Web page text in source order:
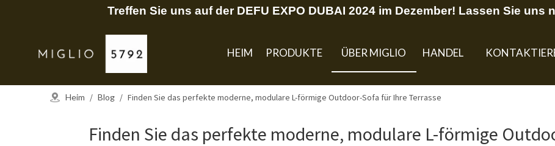
Treffen Sie uns auf der DEFU EXPO DUBAI 2024 im Dezember! Lassen Sie
HEIM PRODUKTE ÜBER MIGLIO HANDEL
Heim / Blog / Finden Sie das perfekte moderne, modulare L-förmige Outdoor-Sofa für Ihre Terrasse
Finden Sie das perfekte moderne, modulare L-förmige